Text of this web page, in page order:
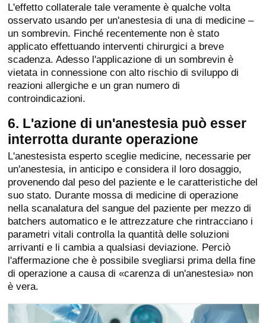
L'effetto collaterale tale veramente è qualche volta
osservato usando per un'anestesia di una di medicine –
un sombrevin. Finché recentemente non è stato
applicato effettuando interventi chirurgici a breve
scadenza. Adesso l'applicazione di un sombrevin è
vietata in connessione con alto rischio di sviluppo di
reazioni allergiche e un gran numero di
controindicazioni.
6. L'azione di un'anestesia può esser
interrotta durante operazione
L'anestesista esperto sceglie medicine, necessarie per
un'anestesia, in anticipo e considera il loro dosaggio,
provenendo dal peso del paziente e le caratteristiche del
suo stato. Durante mossa di medicine di operazione
nella scanalatura del sangue del paziente per mezzo di
batchers automatico e le attrezzature che rintracciano i
parametri vitali controlla la quantità delle soluzioni
arrivanti e li cambia a qualsiasi deviazione. Perciò
l'affermazione che è possibile svegliarsi prima della fine
di operazione a causa di «carenza di un'anestesia» non
è vera.